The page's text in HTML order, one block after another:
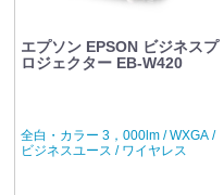
エプソン EPSON ビジネスプ
ロジェクター EB-W420
全白・カラー 3，000lm / WXGA /
ビジネスユース / ワイヤレス